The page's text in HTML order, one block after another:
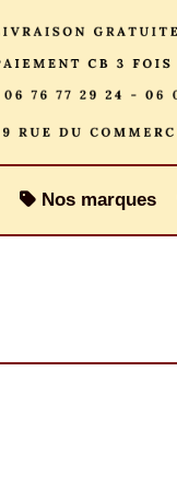
Nos marques